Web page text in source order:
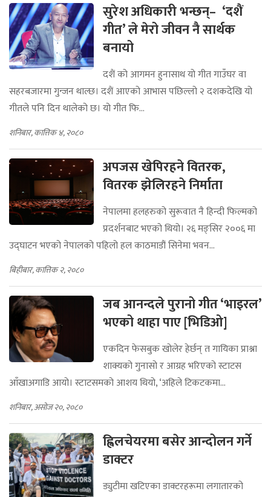
सुरेश अधिकारी भन्छन्– ‘दशैं
गीत’ ले मेरो जीवन नै सार्थक
बनायो
दशैं को आगमन हुनासाथ यो गीत गाउँघर वा
सहरबजारमा गुन्जन थाल्छ। दशैं आएको आभास पछिल्लो २ दशकदेखि यो
गीतले पनि दिन थालेको छ। यो गीत फि...
शनिबार, कात्तिक ४, २०८०
अपजस खेपिरहने वितरक,
वितरक झेलिरहने निर्माता
नेपालमा हलहरुको सुरूवात नै हिन्दी फिल्मको
प्रदर्शनबाट भएको थियो। २६ मङ्सिर २००६ मा
उद्घाटन भएको नेपालको पहिलो हल काठमाडौं सिनेमा भवन...
बिहीबार, कात्तिक २, २०८०
जब आनन्दले पुरानो गीत ‘भाइरल’
भएको थाहा पाए [भिडिओ]
एकदिन फेसबुक खोलेर हेर्छन् त गायिका प्राश्ना
शाक्यको गुनासो र आग्रह भरिएको स्टाटस
आँखाअगाडि आयो। स्टाटसमको आशय थियो, ‘अहिले टिकटकमा...
शनिबार, असोज २०, २०८०
ह्विलचेयरमा बसेर आन्दोलन गर्ने
डाक्टर
ड्युटीमा खटिएका डाक्टरहरूमा लगातारको